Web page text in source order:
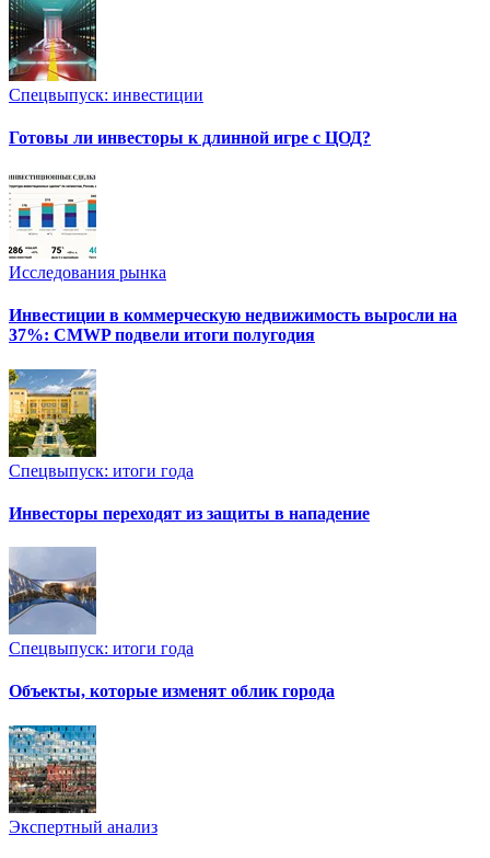
Спецвыпуск: инвестиции
Готовы ли инвесторы к длинной игре с ЦОД?
Исследования рынка
Инвестиции в коммерческую недвижимость выросли на
37%: CMWP подвели итоги полугодия
Спецвыпуск: итоги года
Инвесторы переходят из защиты в нападение
Спецвыпуск: итоги года
Объекты, которые изменят облик города
Экспертный анализ